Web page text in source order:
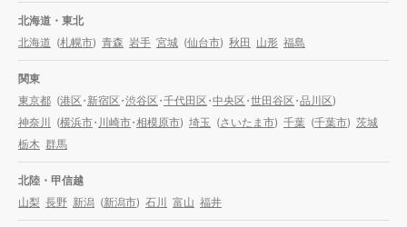
北海道・東北
北海道 (札幌市) 青森 岩手 宮城 (仙台市) 秋田 山形 福島
関東
東京都 (港区・新宿区・渋谷区・千代田区・中央区・世田谷区・品川区)
神奈川 (横浜市・川崎市・相模原市) 埼玉 (さいたま市) 千葉 (千葉市) 茨城
栃木 群馬
北陸・甲信越
山梨 長野 新潟 (新潟市) 石川 富山 福井